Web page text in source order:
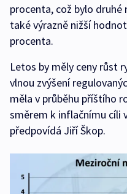
procenta, což bylo druhé
také výrazně nižší
procenta.
Letos by měly ceny růst
vlnou zvýšení
měla v průběhu příštího
směrem k inflačnímu cíli
předpovídá Jiří Škop.